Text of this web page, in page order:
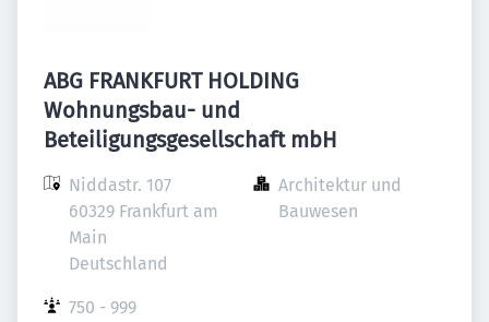
ABG FRANKFURT HOLDING
Wohnungsbau- und
Beteiligungsgesellschaft mbH
Niddastr. 107
60329 Frankfurt am
Main
Deutschland
Architektur und
Bauwesen
750 - 999